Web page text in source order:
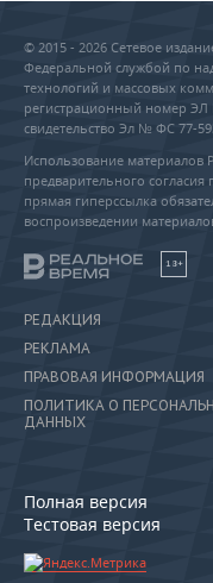
© 2015 - 2026 Сетевое
Федеральной службой по
технологий и массовых
регистрационный номер ЭЛ
свидетельство Эл № ФС 77-
Использование материалов
предварительного
прямая гиперссылка
воспроизведении
18+
РЕДАКЦИЯ
РЕКЛАМА
ПРАВОВАЯ ИНФОРМАЦИЯ
ПОЛИТИКА О
ДАННЫХ
Полная версия
Тестовая версия